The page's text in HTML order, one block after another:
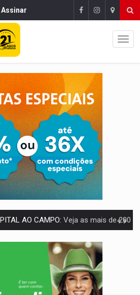
Assinar
Grupo Nova Era amplia presença em PVH e transforma Aramix
PCC amplia presença internacional e transforma Brasil em
RONDONIAOVIVO: Museólogo Antônio Ocampo conduz a história de
DE DANOS: Ferroviários pedem ao Iphan recuperação de área